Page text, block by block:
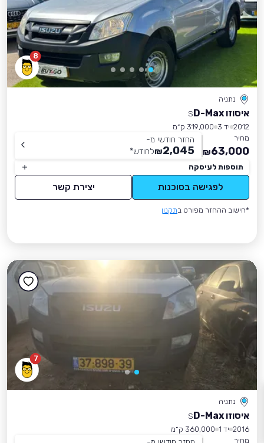
8
נתניה
איסוזו D-Max
S
2012 יד 3
319,000 ק״מ
מחיר
63,000
₪
החזר חודשי מ-
2,045
₪לחודש*
תוספות לעיסקה
לפגישה בסוכנות יצירת קשר
*חישוב ההחזר מפורט בתקנון
7
נתניה
איסוזו D-Max
S
2016 יד 1
360,000 ק״מ
מחיר